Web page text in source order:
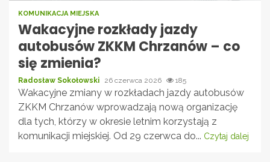
KOMUNIKACJA MIEJSKA
Wakacyjne rozkłady jazdy
autobusów ZKKM Chrzanów – co
się zmienia?
Radosław Sokołowski 26 czerwca 2026 185
Wakacyjne zmiany w rozkładach jazdy autobusów
ZKKM Chrzanów wprowadzają nową organizację
dla tych, którzy w okresie letnim korzystają z
komunikacji miejskiej. Od 29 czerwca do... Czytaj dalej